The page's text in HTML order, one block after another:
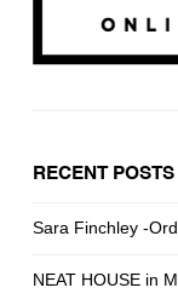
RECENT POSTS
Sara Finchley -
NEAT HOUSE in